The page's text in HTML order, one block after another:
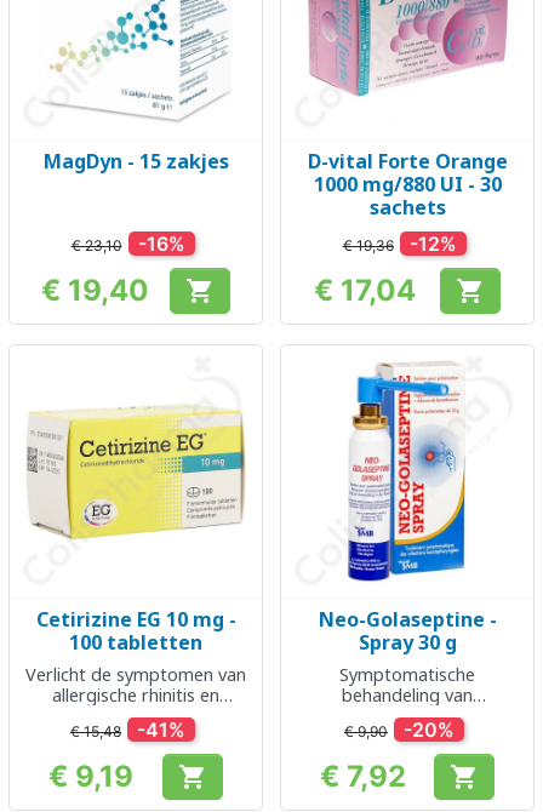
MagDyn - 15 zakjes
€ 23,10 -16%
Prijs
€ 19,40 
D-vital Forte Orange
1000 mg/880 UI - 30
sachets
€ 19,36 -12%
Prijs
€ 17,04 
Cetirizine EG 10 mg -
100 tabletten
Verlicht de symptomen van
allergische rhinitis en
urticaria
€ 15,48 -41%
Prijs
€ 9,19 
Neo-Golaseptine -
Spray 30 g
Symptomatische
behandeling van
orofaryngeale infecties
€ 9,90 -20%
Prijs
€ 7,92 